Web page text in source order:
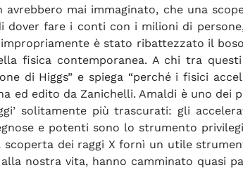
mai immaginato, che una
dover fare i conti con i milioni di
è stato ribattezzato il
fisica contemporanea. A chi tra
di Higgs” e spiega “perché i fisici
ed edito da Zanichelli. Amaldi è uno
solitamente più trascurati: gli
e potenti sono lo strumento
dei raggi X fornì un utile
nostra vita, hanno camminato quasi